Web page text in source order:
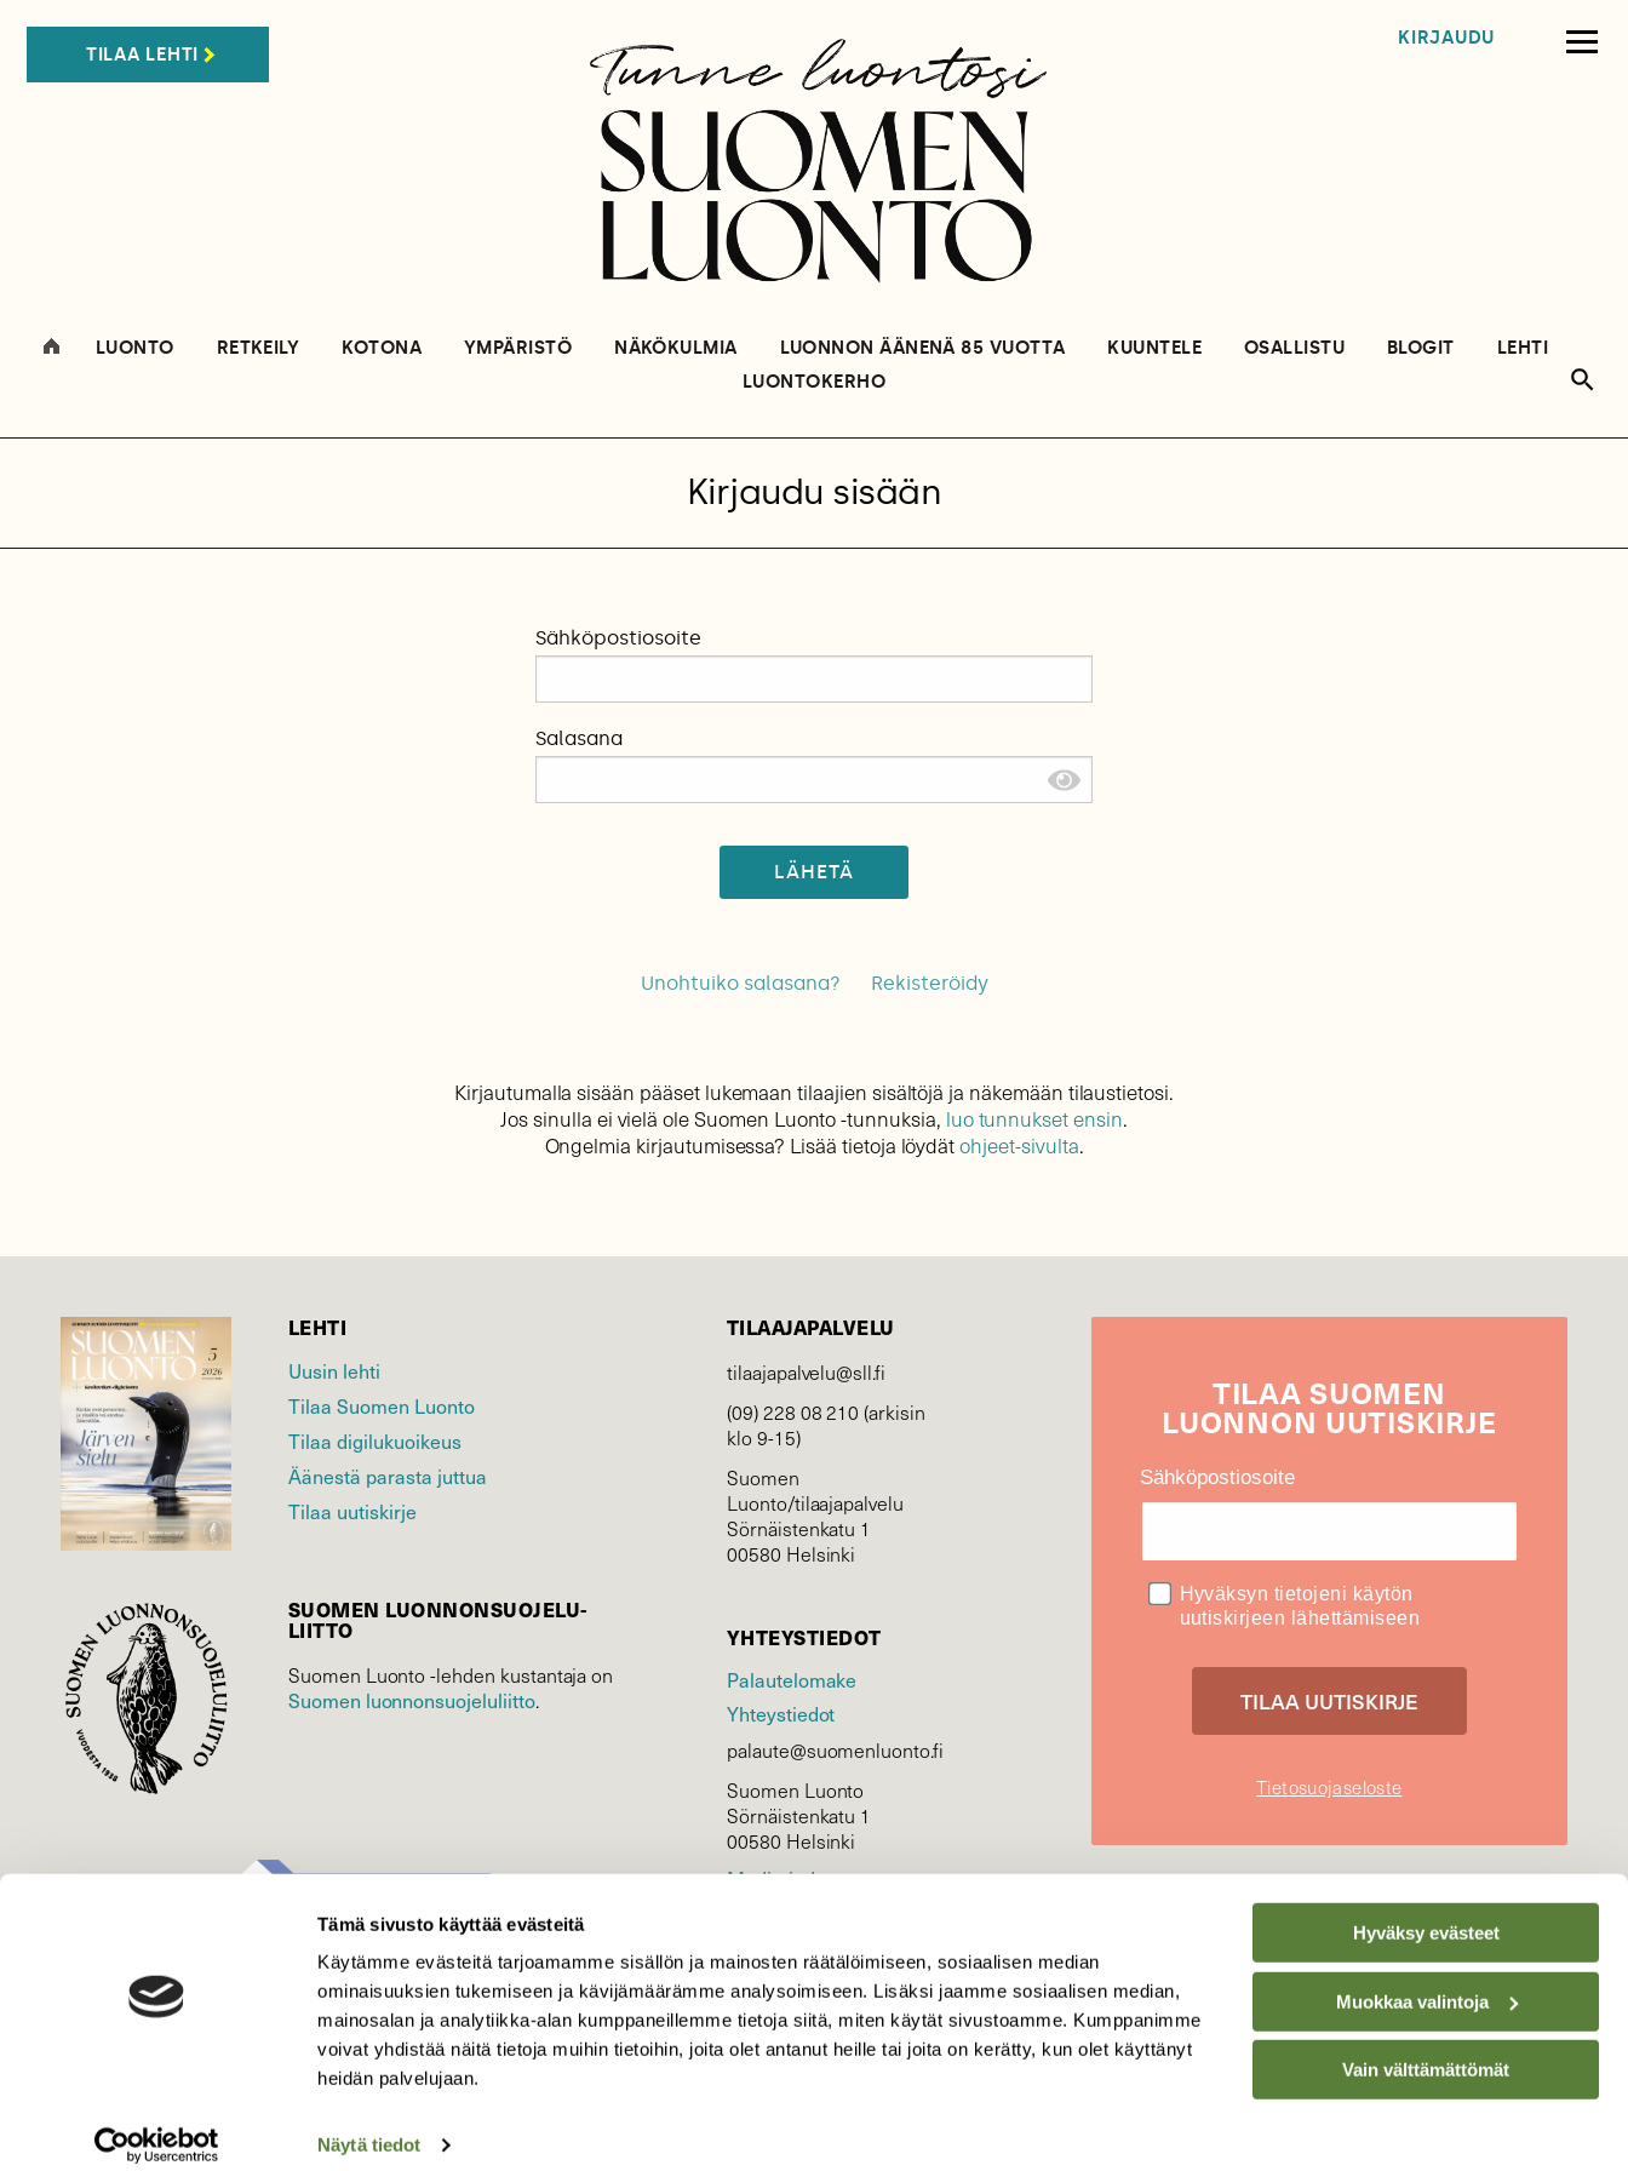
Tämä sivusto käyttää evästeitä
Käytämme evästeitä tarjoamamme sisällön ja mainosten räätälöimiseen, sosiaalisen median
ominaisuuksien tukemiseen ja kävijämäärämme analysoimiseen. Lisäksi jaamme sosiaalisen median,
mainosalan ja analytiikka-alan kumppaneillemme tietoja siitä, miten käytät sivustoamme. Kumppanimme
voivat yhdistää näitä tietoja muihin tietoihin, joita olet antanut heille tai joita on kerätty, kun olet käyttänyt
heidän palvelujaan.
Näytä tiedot
Hyväksy evästeet
Muokkaa valintoja
Vain välttämättömät
TILAA LEHTI
KIRJAUDU
LUONTO RETKEILY KOTONA YMPÄRISTÖ NÄKÖKULMIA LUONNON ÄÄNENÄ 85 VUOTTA KUUNTELE OSALLISTU BLOGIT
LEHTI
LUONTOKERHO
Kirjaudu sisään
Sähköpostiosoite
Salasana
LÄHETÄ
Unohtuiko salasana? Rekisteröidy
Kirjautumalla sisään pääset lukemaan tilaajien sisältöjä ja näkemään tilaustietosi.
Jos sinulla ei vielä ole Suomen Luonto -tunnuksia, luo tunnukset ensin.
Ongelmia kirjautumisessa? Lisää tietoja löydätohjeet-sivulta.
LEHTI
Uusin lehti
Tilaa Suomen Luonto
Tilaa digilukuoikeus
Äänestä parasta juttua
Tilaa uutiskirje
SUOMEN LUONNON­SUOJELU­
LIITTO
Suomen Luonto -lehden kustantaja on
Suomen luonnonsuojelu­liitto.
TILAAJAPALVELU
tilaajapalvelu@sll.fi
(09) 228 08 210 (arkisin
klo 9-15)
Suomen
Luonto/tilaajapalvelu
Sörnäistenkatu 1
00580 Helsinki
YHTEYSTIEDOT
Palautelomake
Yhteystiedot
palaute@suomenluonto.fi
Suomen Luonto
Sörnäistenkatu 1
00580 Helsinki
Mediatiedot
KIRJAUDU
TILAASUOMEN
LUONNON UUTIS­KIRJE
Sähköpostiosoite
Hyväksyn tietojeni käytön
uutiskirjeen lähettämiseen
Tietosuojaseloste